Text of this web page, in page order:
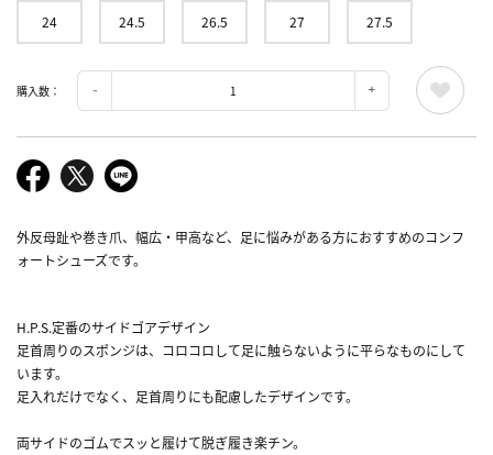
24 24.5 26.5 27 27.5
購入数：
外反母趾や巻き爪、幅広・甲高など、足に悩みがある方におすすめのコンフ
ォートシューズです。
H.P.S.定番のサイドゴアデザイン
足首周りのスポンジは、コロコロして足に触らないように平らなものにして
います。
足入れだけでなく、足首周りにも配慮したデザインです。
両サイドのゴムでスッと履けて脱ぎ履き楽チン。